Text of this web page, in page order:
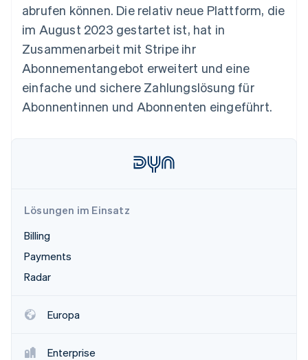
Betrugsprävention
Atlas
Start-up-Gründung
CO₂-Entnahme
Identity
Online-Identitätsprüfung
Jetzt ansehen
Ecosystem
Partner
Stripe App-Marktplatz
abrufen können. Die relativ neue Plattform, die
im August 2023 gestartet ist, hat in
Zusammenarbeit mit Stripe ihr
Abonnementangebot erweitert und eine
einfache und sichere Zahlungslösung für
Abonnentinnen und Abonnenten eingeführt.
Lösungen im Einsatz
Billing
Payments
Radar
Europa
Enterprise